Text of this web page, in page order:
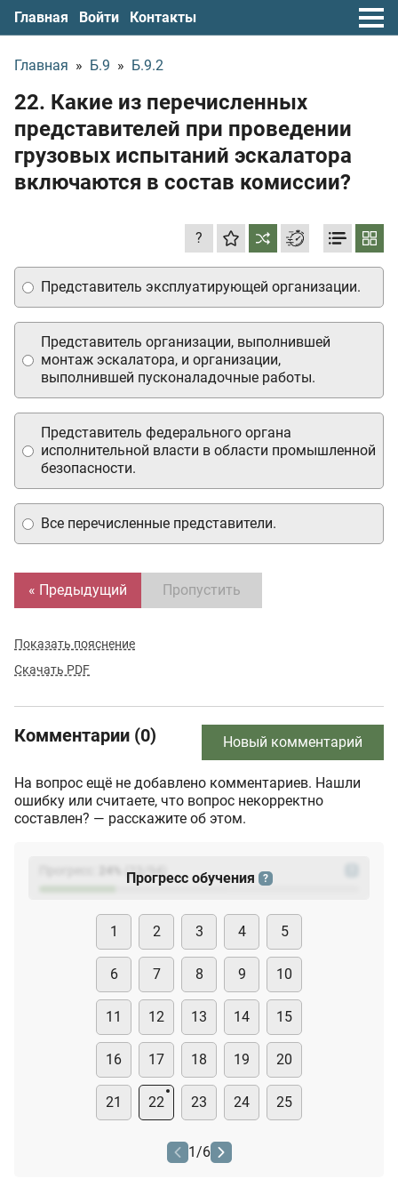
Главная Войти Контакты
Главная » Б.9 » Б.9.2
22. Какие из перечисленных
представителей при проведении
грузовых испытаний эскалатора
включаются в состав комиссии?
?
Все перечисленные представители.
Представитель организации, выполнившей
монтаж эскалатора, и организации,
выполнившей пусконаладочные работы.
Представитель эксплуатирующей организации.
Представитель федерального органа
исполнительной власти в области промышленной
безопасности.
« Предыдущий Пропустить
Показать пояснение
Скачать PDF
Комментарии (0) Новый комментарий
На вопрос ещё не добавлено комментариев. Нашли
ошибку или считаете, что вопрос некорректно
составлен? — расскажите об этом.
(23
Прогресс обучения ?
1 2 3 4 5
6 7 8 9 10
11 12 13 14 15
16 17 18 19 20
21 22 23 24 25
1/6